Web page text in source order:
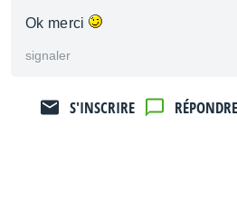
Ok merci
signaler
S'INSCRIRE